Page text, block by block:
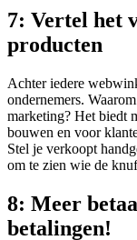
7: Vertel het
producten
Achter iedere
ondernemers.
marketing? Het biedt
bouwen en voor
Stel je verkoopt
om te zien wie de
8: Meer
betalingen!